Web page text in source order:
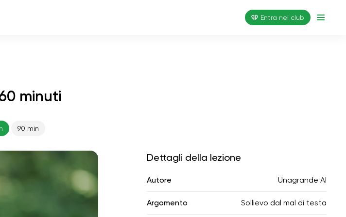
Entra nel club
minuti
90 min
Dettagli della lezione
Autore Unagrande AI
Argomento Sollievo dal mal di testa